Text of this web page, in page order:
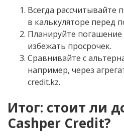
Всегда рассчитывайте
в калькуляторе перед
Планируйте погашение
избежать просрочек.
Сравнивайте с
например, через
credit.kz.
Итог: стоит ли
Cashper Credit?